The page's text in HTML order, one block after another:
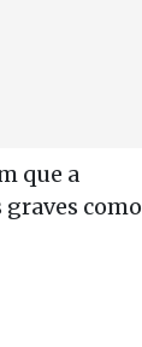
que a
como